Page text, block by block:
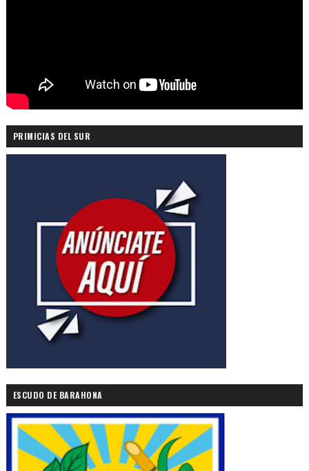
PRIMICIAS DEL SUR
ESCUDO DE BARAHONA